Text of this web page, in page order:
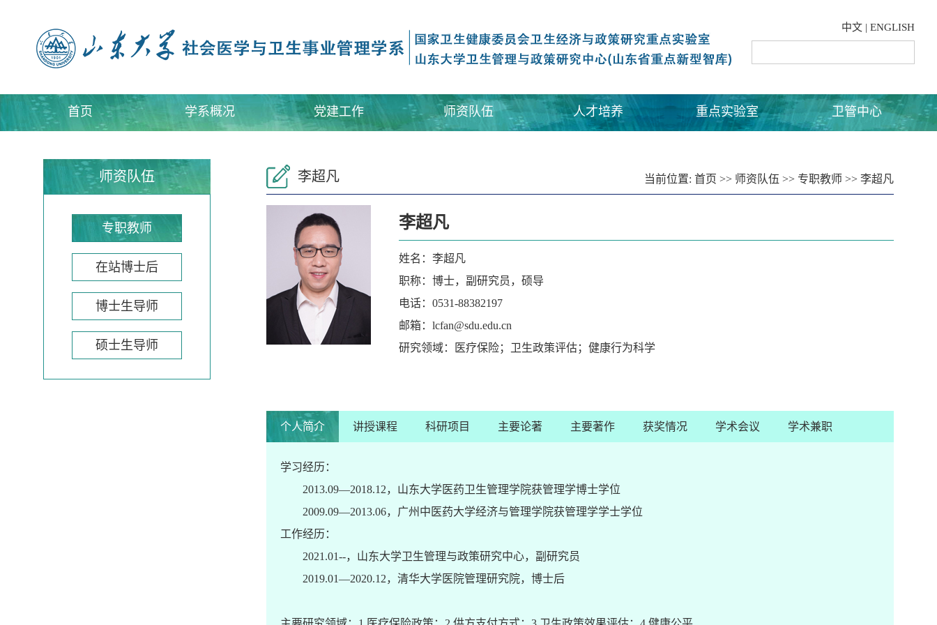
中文 | ENGLISH
首页 学系概况 党建工作 师资队伍 人才培养 重点实验室 卫管中心
师资队伍
专职教师
在站博士后
博士生导师
硕士生导师
李超凡 当前位置: 首页 >> 师资队伍 >> 专职教师 >> 李超凡
李超凡
姓名：李超凡
职称：博士，副研究员，硕导
电话： 0531-88382197
邮箱： lcfan@sdu.edu.cn
研究领域：医疗保险；卫生政策评估；健康行为科学
个人简介 讲授课程 科研项目 主要论著 主要著作 获奖情况 学术会议 学术兼职
学习经历：
2013.09—2018.12，山东大学医药卫生管理学院获管理学博士学位
2009.09—2013.06，广州中医药大学经济与管理学院获管理学学士学位
工作经历：
2021.01--，山东大学卫生管理与政策研究中心，副研究员
2019.01—2020.12，清华大学医院管理研究院，博士后